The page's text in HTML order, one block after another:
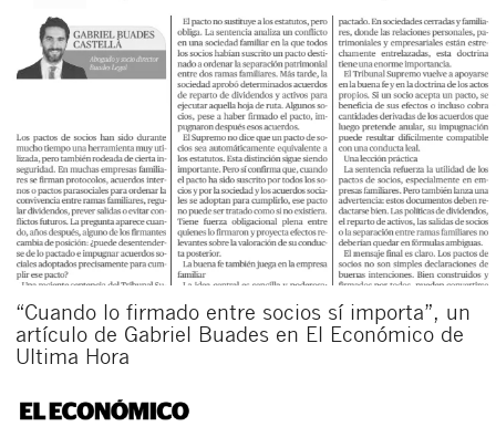
“Cuando lo firmado entre socios sí importa”, un
artículo de Gabriel Buades en El Económico de
Ultima Hora